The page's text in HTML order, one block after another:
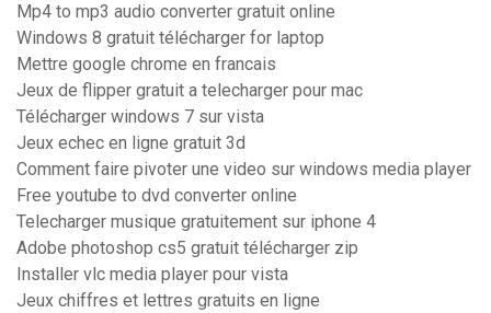
Mp4 to mp3 audio converter gratuit online
Windows 8 gratuit télécharger for laptop
Mettre google chrome en francais
Jeux de flipper gratuit a telecharger pour mac
Télécharger windows 7 sur vista
Jeux echec en ligne gratuit 3d
Comment faire pivoter une video sur windows media player
Free youtube to dvd converter online
Telecharger musique gratuitement sur iphone 4
Adobe photoshop cs5 gratuit télécharger zip
Installer vlc media player pour vista
Jeux chiffres et lettres gratuits en ligne